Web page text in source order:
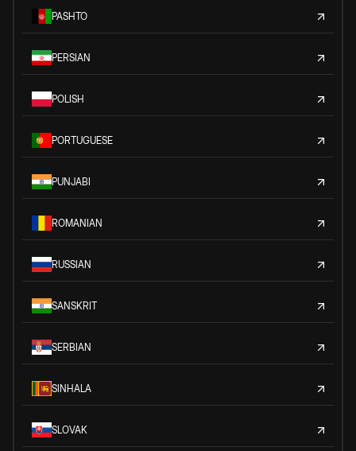
PASHTO
PERSIAN
POLISH
PORTUGUESE
PUNJABI
ROMANIAN
RUSSIAN
SANSKRIT
SERBIAN
SINHALA
SLOVAK